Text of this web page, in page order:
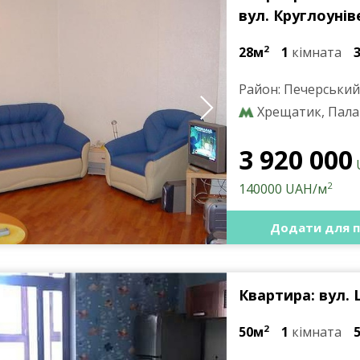
вул.
28м2 1 кімната
Район:
Хрещатик,
3 920 000
140000 UAH/м2
Додати для
Квартира: вул.
50м2 1 кімната